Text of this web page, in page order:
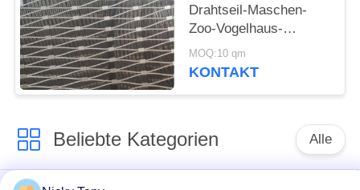
Drahtseil-Maschen-
Zoo-Vogelhaus-
Filetarbeit des Grad-
7x19
MOQ:10 qm
KONTAKT
Beliebte Kategorien Alle